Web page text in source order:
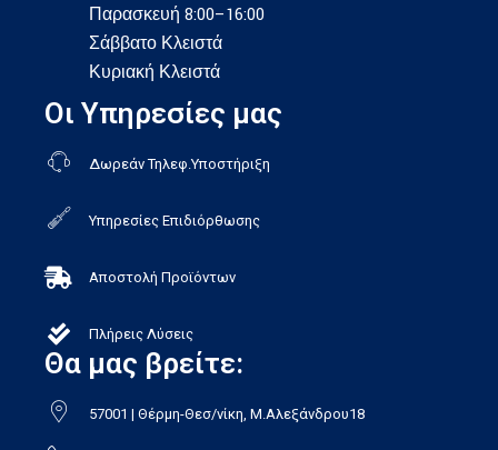
Παρασκευή 8:00–16:00
Σάββατο Κλειστά
Κυριακή Κλειστά
Οι Υπηρεσίες μας
Δωρεάν Τηλεφ.Υποστήριξη
Υπηρεσίες Επιδιόρθωσης
Αποστολή Προϊόντων
Πλήρεις Λύσεις
Θα μας βρείτε:
57001 | Θέρμη-Θεσ/νίκη, Μ.Αλεξάνδρου18